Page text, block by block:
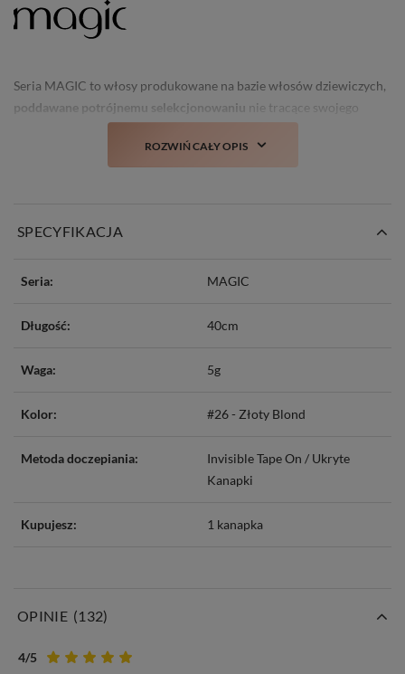
Seria MAGIC to włosy produkowane na bazie włosów dziewiczych,
poddawane potrójnemu selekcjonowaniu nie tracące swojego
świeżego wyglądu i struktury nawet po kilku myciach.
Prawdziwa nowość itotalny TOP włosów doczepianych w Polsce!
Invisible Tape On (Niewidzialne Kanapki)
ROZWIŃ CAŁY OPIS
SPECYFIKACJA
Seria: MAGIC
Długość: 40cm
Waga: 5g
Kolor: #26 - Złoty Blond
Metoda doczepiania:
Invisible Tape On / Ukryte
Kanapki
Kupujesz: 1 kanapka
OPINIE (132)
4/5